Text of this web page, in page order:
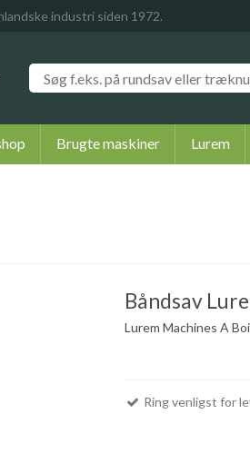
industri siden 1972.
Brugte maskiner Lurem
Båndsav
Lurem Machines A
Ring venligst for